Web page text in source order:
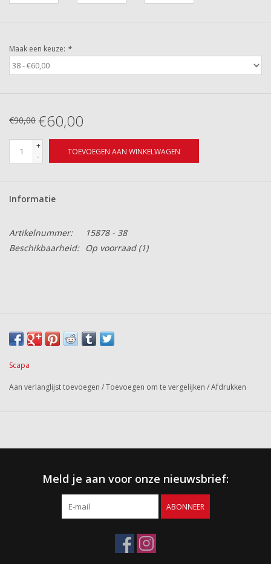
Maak een keuze: *
€90,00 €60,00
+
-
TOEVOEGEN AAN WINKELWAGEN
Informatie
Artikelnummer:
15878 - 38
Beschikbaarheid:
Op voorraad(1)
Scapa
Aan verlanglijst toevoegen /Toevoegen om te vergelijken /Afdrukken
Meld je aan voor onze nieuwsbrief:
ABONNEER